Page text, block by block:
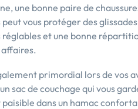
une bonne paire de
vous protéger des
réglables et une bonne
primordial lors de vos
sac de couchage qui vous
dans un hamac